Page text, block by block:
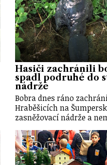
Hasiči zachránili
spadl podruhé do
nádrže
Bobra dnes ráno
Hraběšicích na
zasněžovací nádrže a